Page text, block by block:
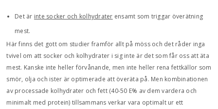
Det är inte socker och kolhydrater ensamt som triggar överätning
mest.
Här finns det gott om studier framför allt på möss och det råder inga
tvivel om att socker och kolhydrater i sig inte är det som får oss att äta
mest. Kanske inte heller förvånande, men inte heller rena fettkällor som
smör, olja och ister är optimerade att överäta på. Men kombinationen
av processade kolhydrater och fett (40-50 E% av dem vardera och
minimalt med protein) tillsammans verkar vara optimalt ur ett